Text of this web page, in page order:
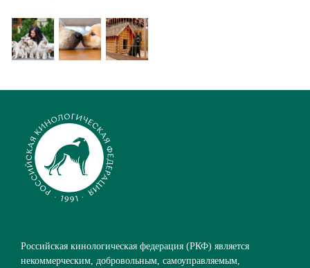
Российская кинологическая федерация (РКФ) является
некоммерческим, добровольным, самоуправляемым,